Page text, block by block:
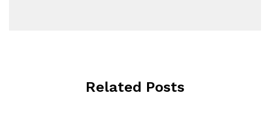
Related Posts